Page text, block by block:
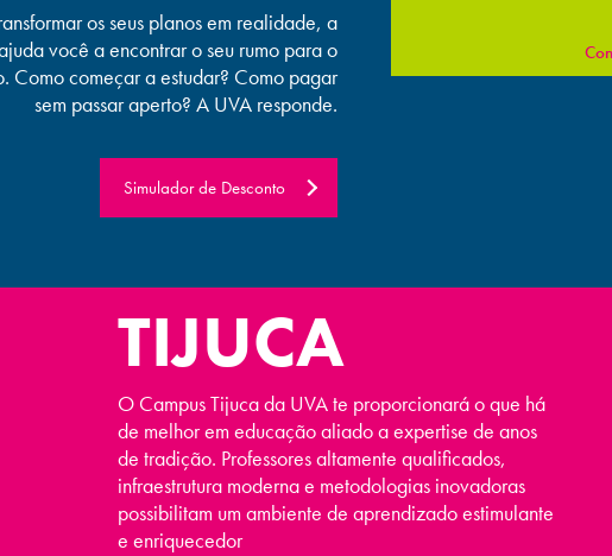
os seus planos em realidade, a
você a encontrar o seu rumo para o
Como começar a estudar? Como pagar
sem passar aperto? A UVA responde.
Simulador de Desconto
TIJUCA
O Campus Tijuca da UVA te proporcionará o que há
de melhor em educação aliado a expertise de anos
de tradição. Professores altamente qualificados,
infraestrutura moderna e metodologias inovadoras
possibilitam um ambiente de aprendizado estimulante
e enriquecedor